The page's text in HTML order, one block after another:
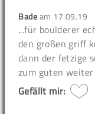
Badeam 17.09.19
...für boulderer
den großen griff
dann der fetzige
zum guten
Gefällt mir: